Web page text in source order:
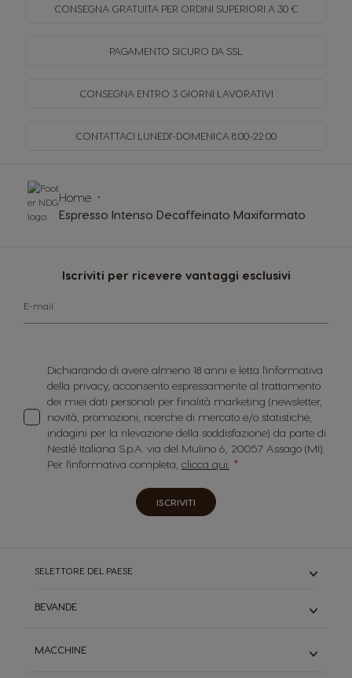
CONSEGNA GRATUITA PER ORDINI SUPERIORI A 30 €
PAGAMENTO SICURO DA SSL
CONSEGNA ENTRO 3 GIORNI LAVORATIVI
CONTATTACI LUNEDI'-DOMENICA 8:00-22.00
Iscriviti per ricevere vantaggi esclusivi
E-mail
Dichiarando di avere almeno 18 anni e letta l'informativa
della privacy, acconsento espressamente al trattamento
dei miei dati personali per finalità marketing (newsletter,
novità, promozioni, ricerche di mercato e/o statistiche,
indagini per la rilevazione della soddisfazione) da parte di
Nestlé Italiana S.p.A. via del Mulino 6, 20057 Assago (MI).
Per l'informativa completa, clicca qui.
ISCRIVITI
Home
Espresso Intenso Decaffeinato Maxiformato
SELETTORE DEL PAESE
BEVANDE
Cioccolata
MACCHINE